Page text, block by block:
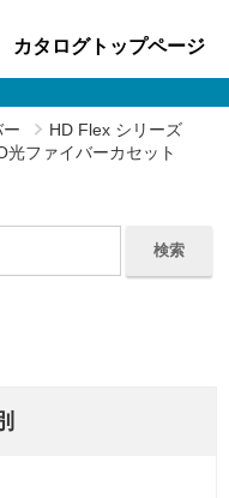
カタログトップページ
HD Flex シリーズ
ファイバーカセット
検索